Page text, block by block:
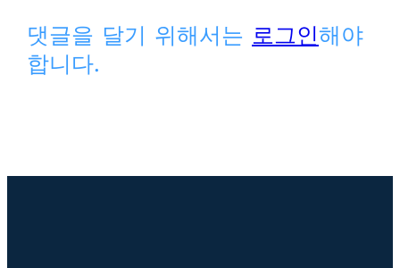
댓글을 달기 위해서는 로그인해야
합니다.